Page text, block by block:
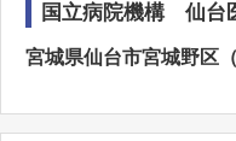
国立病院機構 仙台
宮城県仙台市宮城野区